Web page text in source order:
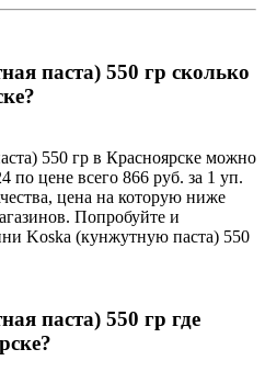
паста) 550 гр сколько
550 гр в Красноярске можно
по цене всего 866 руб. за 1 уп.
цена на которую ниже
Попробуйте и
Koska (кунжутную паста) 550
паста) 550 гр где